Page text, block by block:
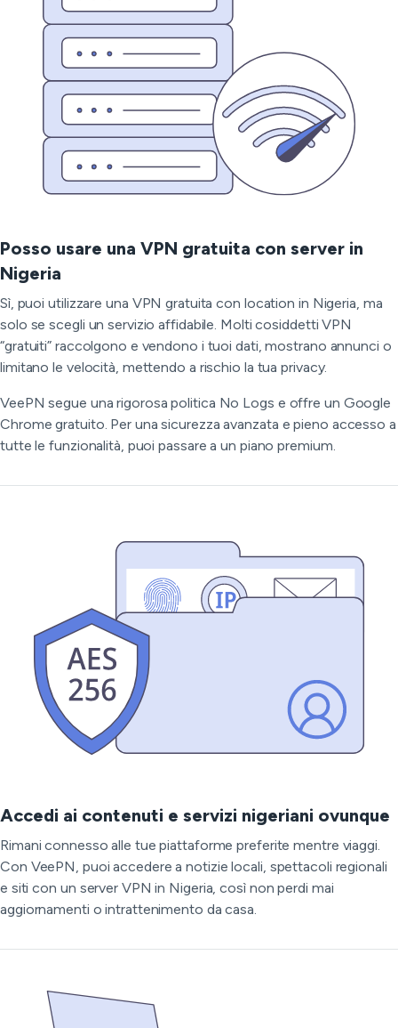
Posso usare una VPN gratuita con server in
Nigeria
Sì, puoi utilizzare una VPN gratuita con location in Nigeria, ma
solo se scegli un servizio affidabile. Molti cosiddetti VPN
“gratuiti” raccolgono e vendono i tuoi dati, mostrano annunci o
limitano le velocità, mettendo a rischio la tua privacy.
VeePN segue una rigorosa politica No Logs e offre un Google
Chrome gratuito. Per una sicurezza avanzata e pieno accesso a
tutte le funzionalità, puoi passare a un piano premium.
Accedi ai contenuti e servizi nigeriani ovunque
Rimani connesso alle tue piattaforme preferite mentre viaggi.
Con VeePN, puoi accedere a notizie locali, spettacoli regionali
e siti con un server VPN in Nigeria, così non perdi mai
aggiornamenti o intrattenimento da casa.